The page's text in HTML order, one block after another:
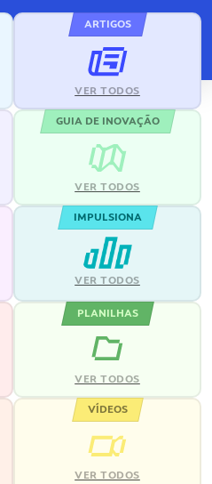
ARTIGOS
VER TODOS
GUIA DE INOVAÇÃO
VER TODOS
IMPULSIONA
VER TODOS
PLANILHAS
VER TODOS
VÍDEOS
VER TODOS